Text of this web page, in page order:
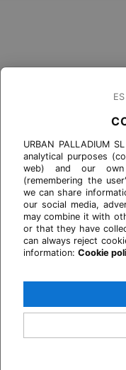
ES
URBAN PALLADIUM
analytical purposes
web) and our own
(remembering the
we can share
our social media,
may combine it with
or that they have
can always reject
information: Cookie